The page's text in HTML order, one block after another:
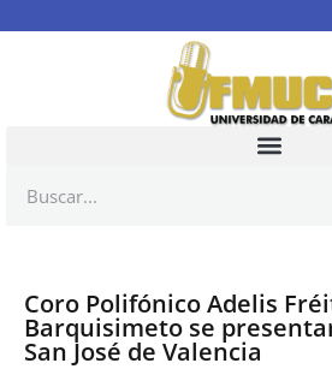
Coro Polifónico Adelis
Barquisimeto se
San José de Valencia